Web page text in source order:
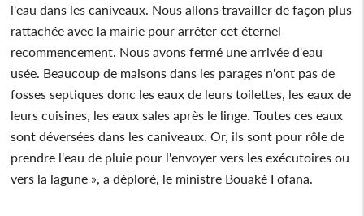
l'eau dans les caniveaux. Nous allons travailler de façon plus
rattachée avec la mairie pour arrêter cet éternel
recommencement. Nous avons fermé une arrivée d'eau
usée. Beaucoup de maisons dans les parages n'ont pas de
fosses septiques donc les eaux de leurs toilettes, les eaux de
leurs cuisines, les eaux sales après le linge. Toutes ces eaux
sont déversées dans les caniveaux. Or, ils sont pour rôle de
prendre l'eau de pluie pour l'envoyer vers les exécutoires ou
vers la lagune », a déploré, le ministre Bouakė Fofana.